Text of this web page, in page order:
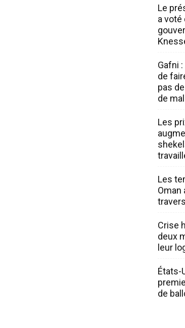
Le
a voté
Gafni
de
pas
de
Les
Les
Oman
Crise
deux
leur
États-
de